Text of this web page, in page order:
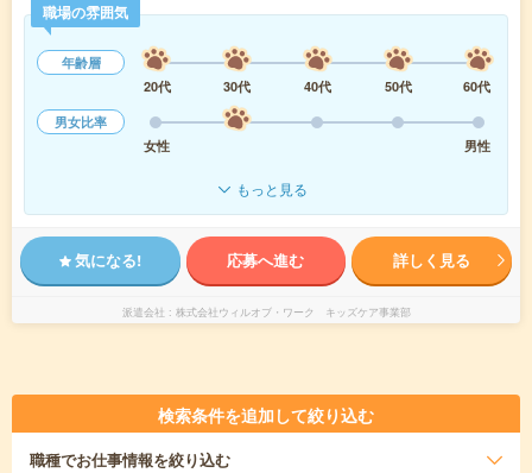
職場の雰囲気
年齢層
20代
30代 40代 50代
60代
男女比率
女性
男性
もっと見る
気になる! 応募へ進む 詳しく見る
派遣会社 株式会社ウィルオブ・ワーク キッズケア事業部
検索条件を追加して絞り込む
職種でお仕事情報を絞り込む